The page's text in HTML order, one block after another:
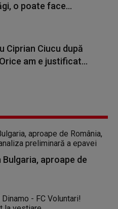
o poate face...
Ciprian Ciucu după
am e justificat...
aproape de